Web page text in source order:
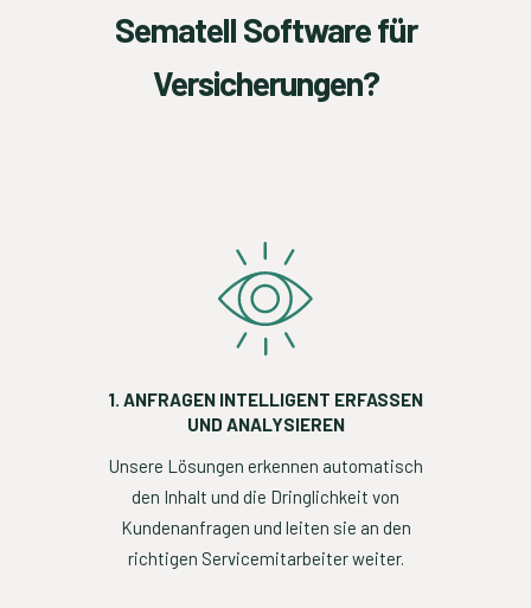
Sematell Software für
Versicherungen?
1. ANFRAGEN INTELLIGENT ERFASSEN
UND ANALYSIEREN
Unsere Lösungen erkennen automatisch
den Inhalt und die Dringlichkeit von
Kundenanfragen und leiten sie an den
richtigen Servicemitarbeiter weiter.